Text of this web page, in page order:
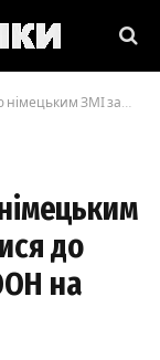
до ідеї миротворчої місії ООН на Донбасі
до
на